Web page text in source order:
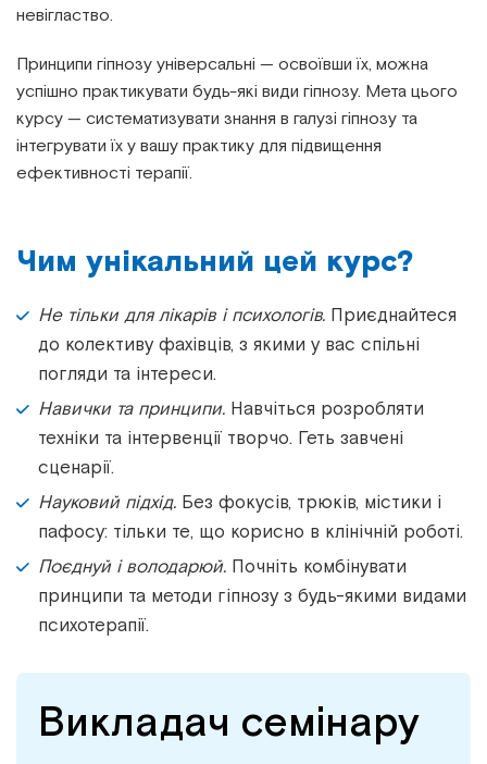
невігластво.
Принципи гіпнозу універсальні — освоївши їх, можна
успішно практикувати будь-які види гіпнозу. Мета цього
курсу — систематизувати знання в галузі гіпнозу та
інтегрувати їх у вашу практику для підвищення
ефективності терапії.
Чим унікальний цей курс?
Не тільки для лікарів і психологів. Приєднайтеся
до колективу фахівців, з якими у вас спільні
погляди та інтереси.
Навички та принципи. Навчіться розробляти
техніки та інтервенції творчо. Геть завчені
сценарії.
Науковий підхід. Без фокусів, трюків, містики і
пафосу: тільки те, що корисно в клінічній роботі.
Поєднуй і володарюй. Почніть комбінувати
принципи та методи гіпнозу з будь-якими видами
психотерапії.
Викладач семінару